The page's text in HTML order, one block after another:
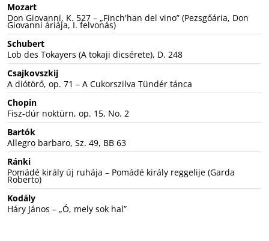
Mozart
Don Giovanni, K. 527 – „Finch'han del vino” (Pezsgőária, Don
Giovanni áriája, I. felvonás)
Schubert
Lob des Tokayers (A tokaji dicsérete), D. 248
Csajkovszkij
A diótörő, op. 71 – A Cukorszilva Tündér tánca
Chopin
Fisz-dúr noktürn, op. 15, No. 2
Bartók
Allegro barbaro, Sz. 49, BB 63
Ránki
Pomádé király új ruhája – Pomádé király reggelije (Garda
Roberto)
Kodály
Háry János – „Ó, mely sok hal”